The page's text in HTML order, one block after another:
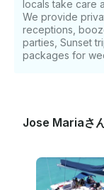
locals take care
We provide
receptions,
parties, Sunset
packages for
Jose Mariaさ